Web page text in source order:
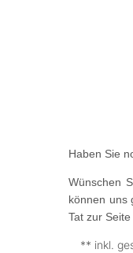
Haben Sie
Wünschen
können uns
Tat zur
** inkl.